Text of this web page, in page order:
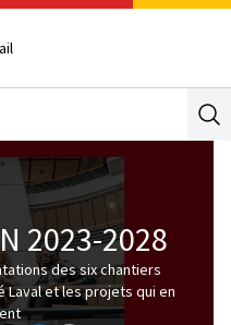
2023-2028
des six chantiers
Laval et les projets qui en